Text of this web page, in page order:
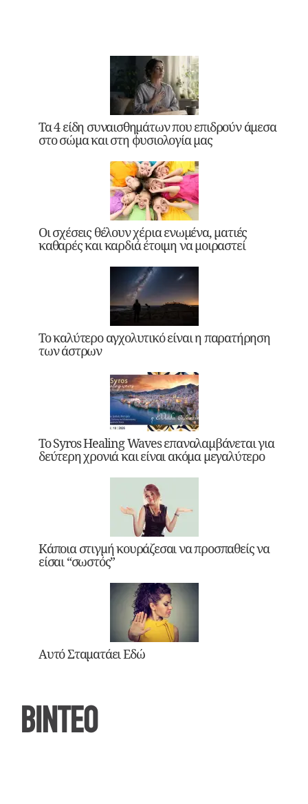
Τα 4 είδη συναισθημάτων που επιδρούν άμεσα
στο σώμα και στη φυσιολογία μας
Οι σχέσεις θέλουν χέρια ενωμένα, ματιές
καθαρές και καρδιά έτοιμη να μοιραστεί
Το καλύτερο αγχολυτικό είναι η παρατήρηση
των άστρων
Το Syros Healing Waves επαναλαμβάνεται για
δεύτερη χρονιά και είναι ακόμα μεγαλύτερο
Κάποια στιγμή κουράζεσαι να προσπαθείς να
είσαι “σωστός”
Αυτό Σταματάει Εδώ
ΒΙΝΤΕΟ